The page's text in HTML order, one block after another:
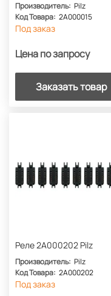
Производитель: Pilz
Код Товара: 2A000015
Под заказ
Цена по запросу
Заказать товар
Реле 2A000202 Pilz
Производитель: Pilz
Код Товара: 2A000202
Под заказ